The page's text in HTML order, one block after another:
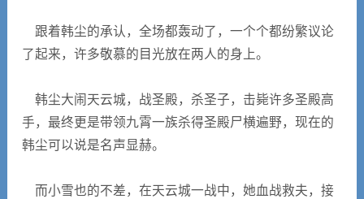
跟着韩尘的承认，全场都轰动了，一个个都纷繁议论
了起来，许多敬慕的目光放在两人的身上。
韩尘大闹天云城，战圣殿，杀圣子，击毙许多圣殿高
手，最终更是带领九霄一族杀得圣殿尸横遍野，现在的
韩尘可以说是名声显赫。
而小雪也的不差，在天云城一战中，她血战救夫，接